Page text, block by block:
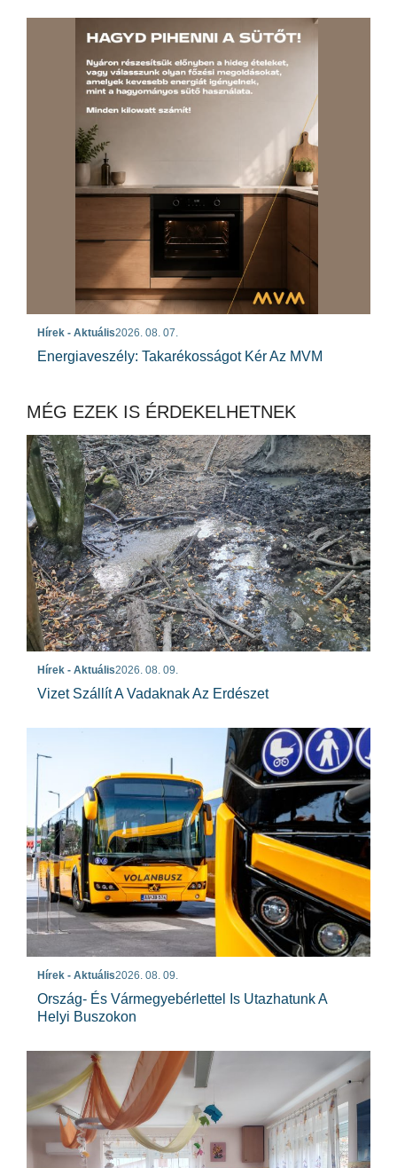
Hírek - Aktuális2026. 08. 07.
Energiaveszély: Takarékosságot Kér Az MVM
MÉG EZEK IS ÉRDEKELHETNEK
Hírek - Aktuális2026. 08. 09.
Vizet Szállít A Vadaknak Az Erdészet
Hírek - Aktuális2026. 08. 09.
Ország- És Vármegyebérlettel Is Utazhatunk A
Helyi Buszokon